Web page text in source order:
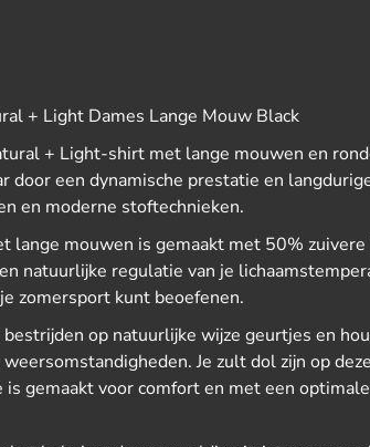
+ Light Dames Lange Mouw Black
+ Light-shirt met lange mouwen en
door een dynamische prestatie en
en moderne stoftechnieken.
lange mouwen is gemaakt met 50% zuivere
natuurlijke regulatie van je
zomersport kunt beoefenen.
op natuurlijke wijze geurtjes en
Je zult dol zijn op
gemaakt voor comfort en met een